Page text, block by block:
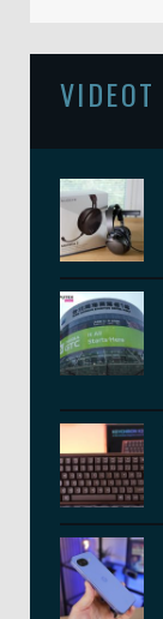
VIDEOT